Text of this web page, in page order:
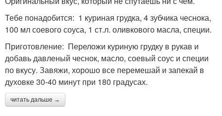
Тебе понадобится: 1 куриная грудка, 4 зубчика чеснока,
100 мл соевого соуса, 1 ст.л. оливкового масла, специи.
Приготовление: Переложи куриную грудку в рукав и
добавь давленый чеснок, масло, соевый соус и специи
по вкусу. Завяжи, хорошо все перемешай и запекай в
духовке 30-40 минут при 180 градусах.
читать дальше →